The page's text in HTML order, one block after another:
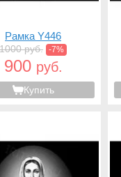
Рамка Y446
1000 руб. -7%
900 руб.
Купить